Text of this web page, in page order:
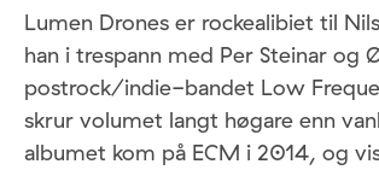
Lumen Drones er rockealibiet til
han i trespann med Per Steinar og
postrock/indie-bandet Low
skrur volumet langt høgare enn
albumet kom på ECM i 2014, og